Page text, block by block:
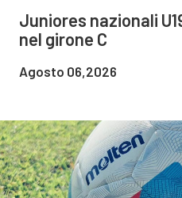
Juniores nazionali
nel girone C
Agosto 06,2026